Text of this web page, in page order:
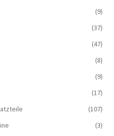
(9)
(37)
(47)
(8)
(9)
(17)
(107)
(3)